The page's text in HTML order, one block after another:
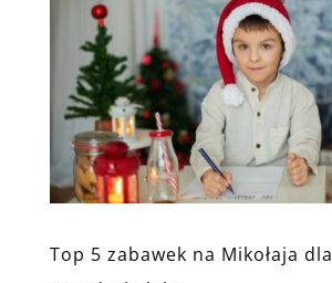
Top 5 zabawek na Mikołaja dla